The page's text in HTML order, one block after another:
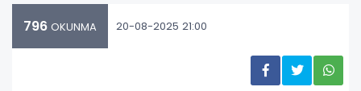
796 OKUNMA 20-08-2025 21:00